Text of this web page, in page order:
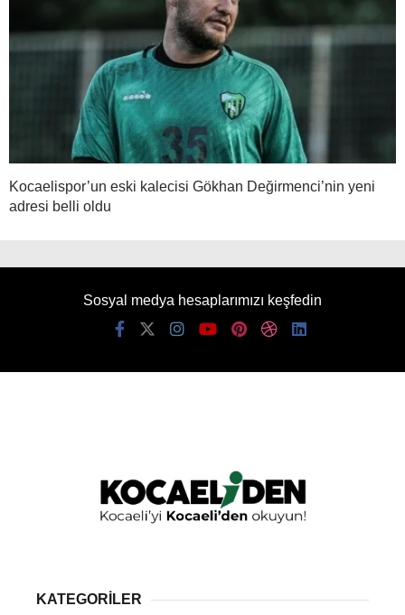
Kocaelispor’un eski kalecisi Gökhan Değirmenci’nin yeni
adresi belli oldu
Sosyal medya hesaplarımızı keşfedin
KATEGORİLER